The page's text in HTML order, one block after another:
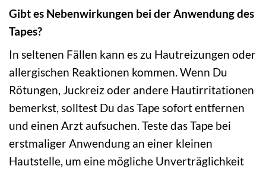
Gibt es Nebenwirkungen bei der Anwendung des
Tapes?
In seltenen Fällen kann es zu Hautreizungen oder
allergischen Reaktionen kommen. Wenn Du
Rötungen, Juckreiz oder andere Hautirritationen
bemerkst, solltest Du das Tape sofort entfernen
und einen Arzt aufsuchen. Teste das Tape bei
erstmaliger Anwendung an einer kleinen
Hautstelle, um eine mögliche Unverträglichkeit